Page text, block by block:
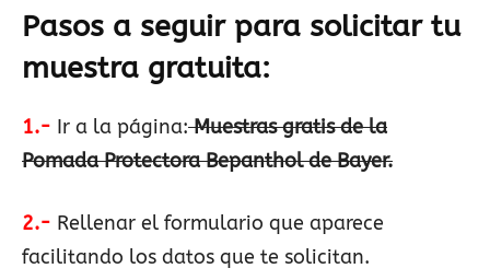
Pasos a seguir para solicitar tu
muestra gratuita:
1.- Ir a la página:Muestras gratis de la
Pomada Protectora Bepanthol de Bayer.
2.- Rellenar el formulario que aparece
facilitando los datos que te solicitan.